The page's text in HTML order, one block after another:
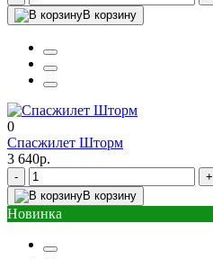
В корзину
0
Спасжилет Шторм
3 640р.
-
+
В корзину
Новинка